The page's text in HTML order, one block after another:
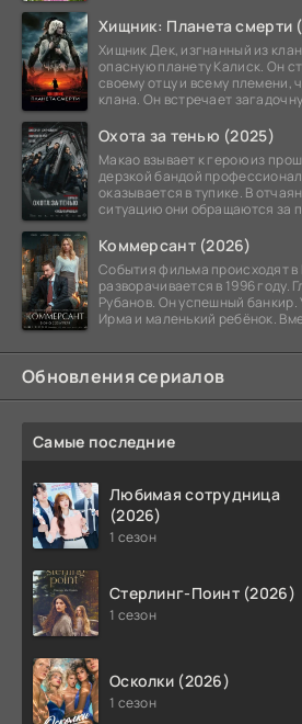
Хищник: Планета смерти
Хищник Дек, изгнанный из
опасную планету Калиск. Он
своему отцу и всему племени,
клана. Он встречает
Охота за тенью (2025)
Макао взывает к герою из
дерзкой бандой
оказывается в тупике. В
ситуацию они обращаются за
Коммерсант (2026)
События фильма происходят
разворачивается в 1996 году.
Рубанов. Он успешный банкир.
Ирма и маленький ребёнок.
Обновления сериалов
Самые последние
Любимая сотрудница
(2026)
1 сезон
Стерлинг-Поинт (2026)
1 сезон
Осколки (2026)
1 сезон